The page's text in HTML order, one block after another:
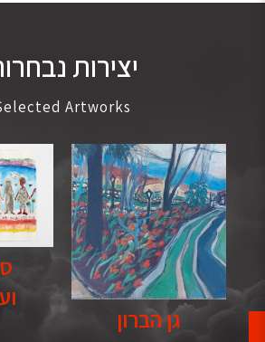
יצירות
Artworks
גן הברון